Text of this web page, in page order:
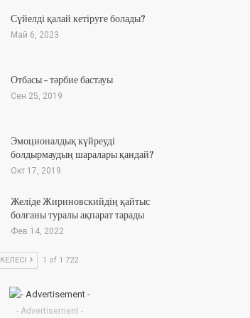
Сүйелді қалай кетіруге болады?
Май 6, 2023
Отбасы – тәрбие бастауы
Сен 25, 2019
Эмоционалдық күйреуді
болдырмаудың шаралары қандай?
Окт 17, 2019
Желіде Жириновскийдің қайтыс
болғаны туралы ақпарат тарады
Фев 14, 2022
КЕЛЕСІ 1 of 1 722
- Advertisement -